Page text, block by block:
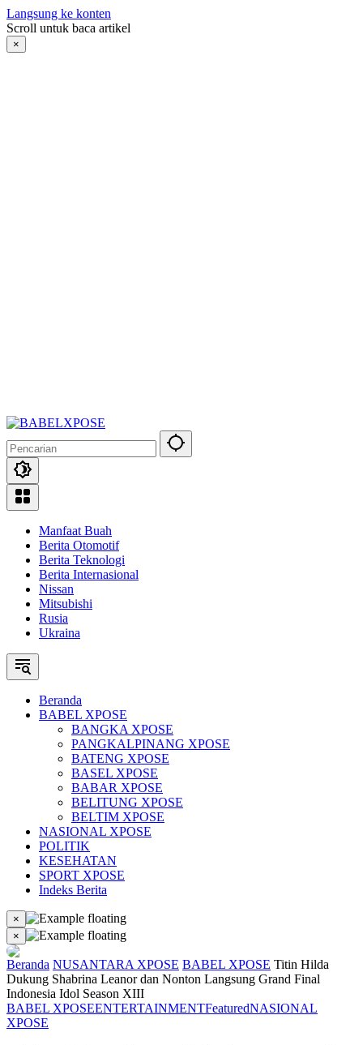
Langsung ke konten
Scroll untuk baca artikel
×
Manfaat Buah
Berita Otomotif
Berita Teknologi
Berita Internasional
Nissan
Mitsubishi
Rusia
Ukraina
Beranda
BABEL XPOSE
BANGKA XPOSE
PANGKALPINANG XPOSE
BATENG XPOSE
BASEL XPOSE
BABAR XPOSE
BELITUNG XPOSE
BELTIM XPOSE
NASIONAL XPOSE
POLITIK
KESEHATAN
SPORT XPOSE
Indeks Berita
×
×
Beranda NUSANTARA XPOSE BABEL XPOSE Titin Hilda
Dukung Shabrina Leanor dan Nonton Langsung Grand Final
Indonesia Idol Season XIII
BABEL XPOSEENTERTAINMENTFeaturedNASIONAL
XPOSE